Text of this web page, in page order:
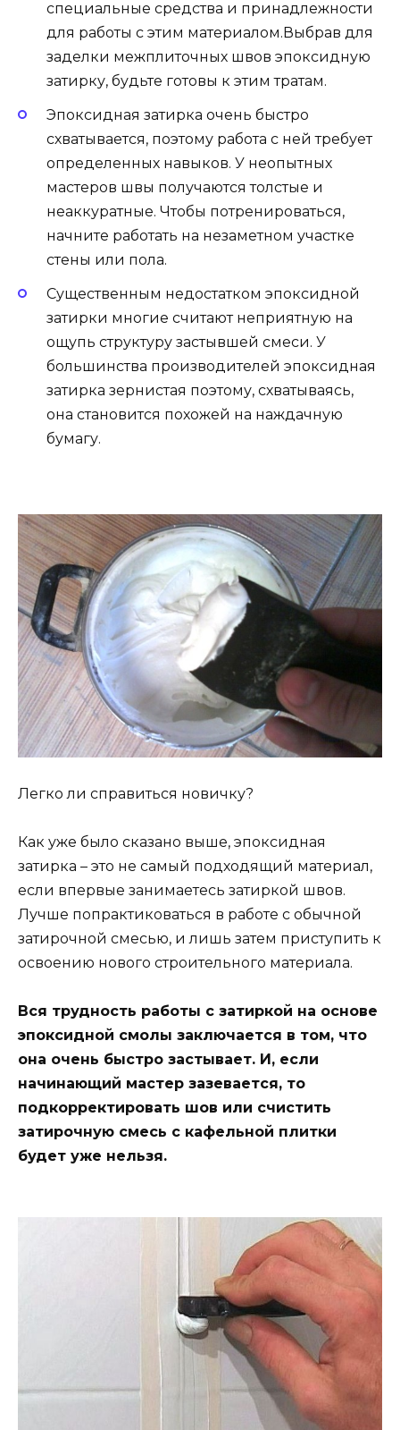
специальные средства и принадлежности
для работы с этим материалом.Выбрав для
заделки межплиточных швов эпоксидную
затирку, будьте готовы к этим тратам.
Эпоксидная затирка очень быстро
схватывается, поэтому работа с ней требует
определенных навыков. У неопытных
мастеров швы получаются толстые и
неаккуратные. Чтобы потренироваться,
начните работать на незаметном участке
стены или пола.
Существенным недостатком эпоксидной
затирки многие считают неприятную на
ощупь структуру застывшей смеси. У
большинства производителей эпоксидная
затирка зернистая поэтому, схватываясь,
она становится похожей на наждачную
бумагу.
Легко ли справиться новичку?
Как уже было сказано выше, эпоксидная
затирка – это не самый подходящий материал,
если впервые занимаетесь затиркой швов.
Лучше попрактиковаться в работе с обычной
затирочной смесью, и лишь затем приступить к
освоению нового строительного материала.
Вся трудность работы с затиркой на основе
эпоксидной смолы заключается в том, что
она очень быстро застывает. И, если
начинающий мастер зазевается, то
подкорректировать шов или счистить
затирочную смесь с кафельной плитки
будет уже нельзя.